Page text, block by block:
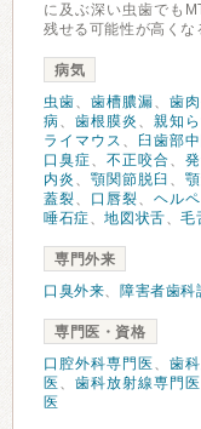
に及ぶ深い虫歯でも
残せる可能性が高くな
病気
虫歯、 歯槽膿漏、 歯
病、 歯根膜炎 、 親知
ライマウス 、 臼歯部
口臭症、 不正咬合、
内炎 、 顎関節脱臼 、
蓋裂、 口唇裂、 ヘル
唾石症、地図状舌、毛
専門外来
口臭外来、 障害者歯科
専門医・資格
口腔外科専門医 、 歯
医 、 歯科放射線専門医
医